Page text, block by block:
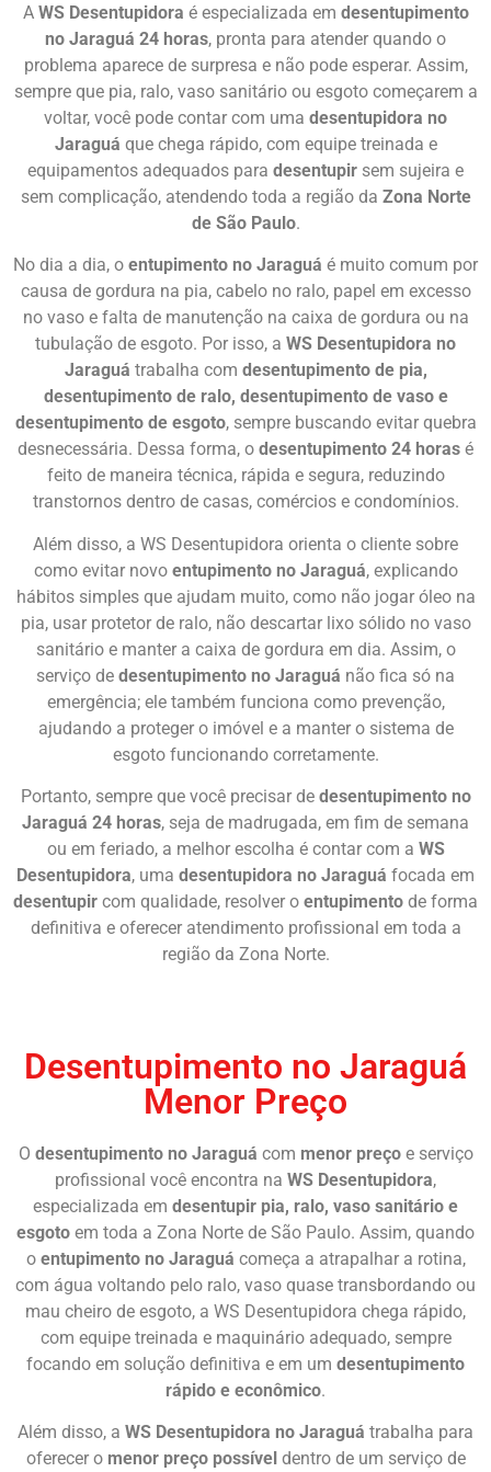
A WS Desentupidora é especializada em desentupimento
no Jaraguá 24 horas, pronta para atender quando o
problema aparece de surpresa e não pode esperar. Assim,
sempre que pia, ralo, vaso sanitário ou esgoto começarem a
voltar, você pode contar com uma desentupidora no
Jaraguá que chega rápido, com equipe treinada e
equipamentos adequados para desentupir sem sujeira e
sem complicação, atendendo toda a região da Zona Norte
de São Paulo.
No dia a dia, o entupimento no Jaraguá é muito comum por
causa de gordura na pia, cabelo no ralo, papel em excesso
no vaso e falta de manutenção na caixa de gordura ou na
tubulação de esgoto. Por isso, a WS Desentupidora no
Jaraguá trabalha com desentupimento de pia,
desentupimento de ralo, desentupimento de vaso e
desentupimento de esgoto, sempre buscando evitar quebra
desnecessária. Dessa forma, o desentupimento 24 horas é
feito de maneira técnica, rápida e segura, reduzindo
transtornos dentro de casas, comércios e condomínios.
Além disso, a WS Desentupidora orienta o cliente sobre
como evitar novo entupimento no Jaraguá, explicando
hábitos simples que ajudam muito, como não jogar óleo na
pia, usar protetor de ralo, não descartar lixo sólido no vaso
sanitário e manter a caixa de gordura em dia. Assim, o
serviço de desentupimento no Jaraguá não fica só na
emergência; ele também funciona como prevenção,
ajudando a proteger o imóvel e a manter o sistema de
esgoto funcionando corretamente.
Portanto, sempre que você precisar de desentupimento no
Jaraguá 24 horas, seja de madrugada, em fim de semana
ou em feriado, a melhor escolha é contar com a WS
Desentupidora, uma desentupidora no Jaraguá focada em
desentupir com qualidade, resolver o entupimento de forma
definitiva e oferecer atendimento profissional em toda a
região da Zona Norte.
Desentupimento no Jaraguá
Menor Preço
O desentupimento no Jaraguá com menor preçoe serviço
profissional você encontra na WS Desentupidora,
especializada em desentupir pia, ralo, vaso sanitário e
esgoto em toda a Zona Norte de São Paulo. Assim, quando
o entupimento no Jaraguá começa a atrapalhar a rotina,
com água voltando pelo ralo, vaso quase transbordando ou
mau cheiro de esgoto, a WS Desentupidora chega rápido,
com equipe treinada e maquinário adequado, sempre
focando em solução definitiva e em um desentupimento
rápido e econômico.
Além disso, a WS Desentupidora no Jaraguá trabalha para
oferecer o menor preço possíveldentro de um serviço de